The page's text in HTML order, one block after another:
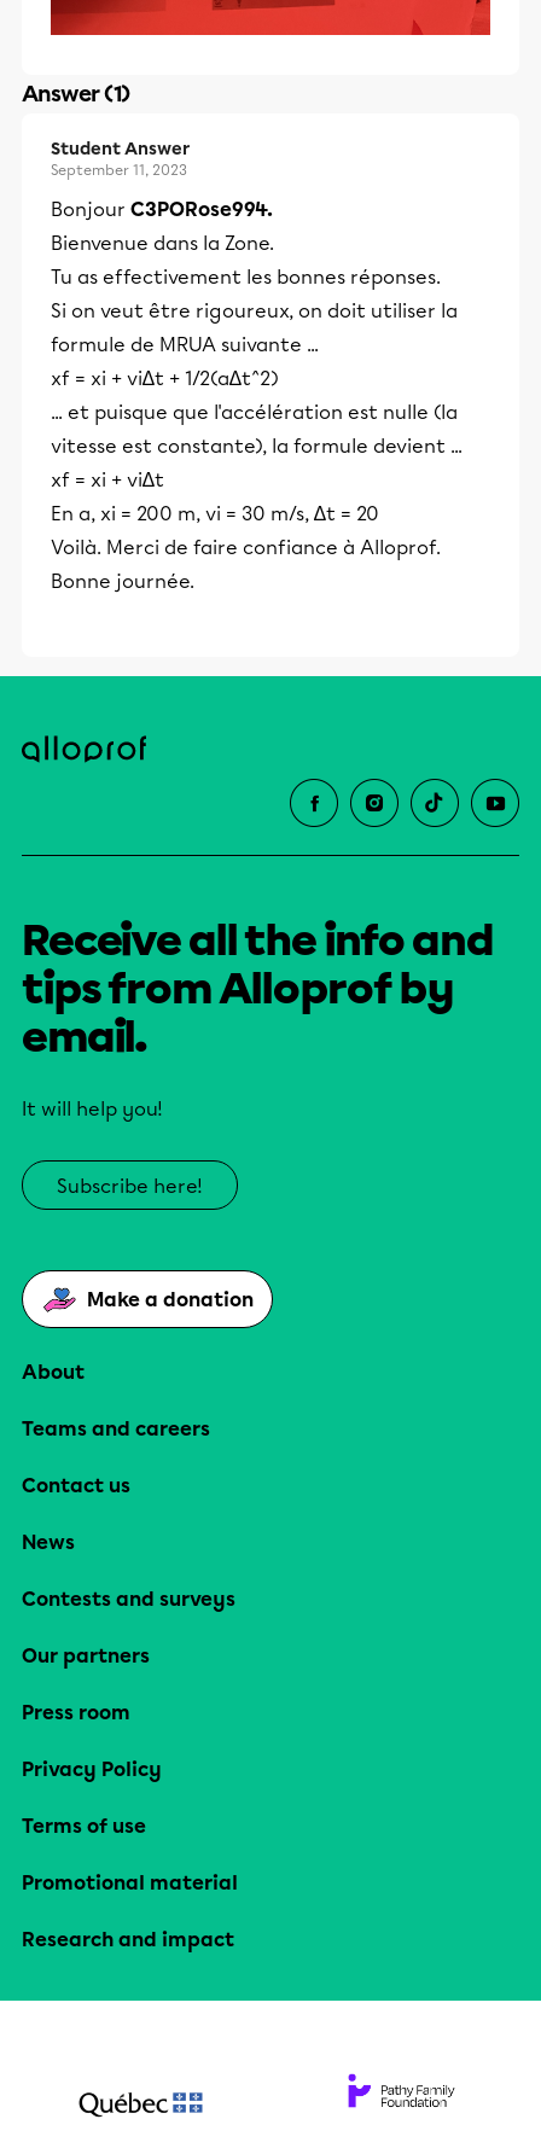
Answer (1)
Student Answer
September 11, 2023
Bonjour C3PORose994.
Bienvenue dans la Zone.
Tu as effectivement les bonnes réponses.
Si on veut être rigoureux, on doit utiliser la
formule de MRUA suivante ...
xf = xi + vi∆t + 1/2(a∆t^2)
... et puisque que l'accélération est nulle (la
vitesse est constante), la formule devient ...
xf = xi + vi∆t
En a, xi = 200 m, vi = 30 m/s, ∆t = 20
Voilà. Merci de faire confiance à Alloprof.
Bonne journée.
Receive all the info and
tips from Alloprof by
email.
It will help you!
Subscribe here!
Make a donation
About
Teams and careers
Contact us
News
Contests and surveys
Our partners
Press room
Privacy Policy
Terms of use
Promotional material
Research and impact